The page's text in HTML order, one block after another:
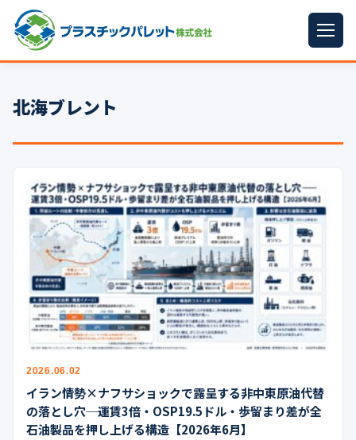
パレットサイズ
プラパレット ▼
コンテナ
中古パレット
再生原料
梱包資材
イラン情勢まとめ
公式ブログ
会社案内
北海ブレント
2026.06.02
イラン情勢×ナフサショックで露呈する非中東原油代替
の落とし穴─運賃3倍・OSP19.5ドル・歩留まり差が全
石油製品を押し上げる構造【2026年6月】